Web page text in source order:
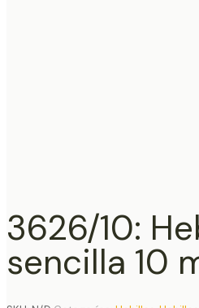
3626/10:
sencilla 10